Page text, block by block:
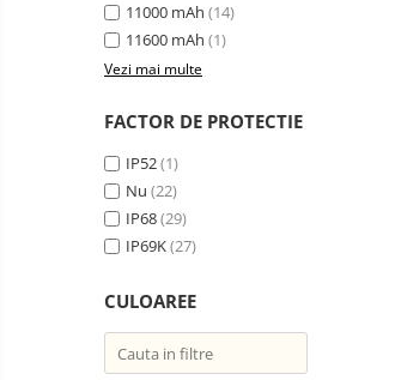
11000 mAh (14)
11600 mAh (1)
Vezi mai multe
FACTOR DE PROTECTIE
IP52(1)
Nu (22)
IP68(29)
IP69K(27)
CULOAREE